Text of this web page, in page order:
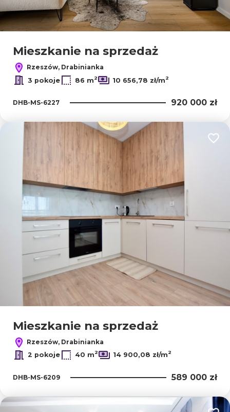
Mieszkanie na sprzedaż
Rzeszów, Drabinianka
3 pokoje
86 m2 10 656,78 zł/m2
DHB-MS-6227 920 000 zł
Mieszkanie na sprzedaż
Rzeszów, Drabinianka
2 pokoje
40 m2 14 900,08 zł/m2
DHB-MS-6209 589 000 zł